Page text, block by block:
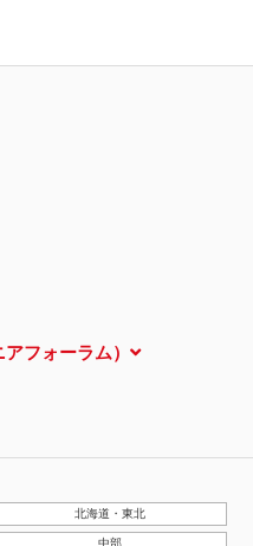
フォーラム）
北海道・東北
中部